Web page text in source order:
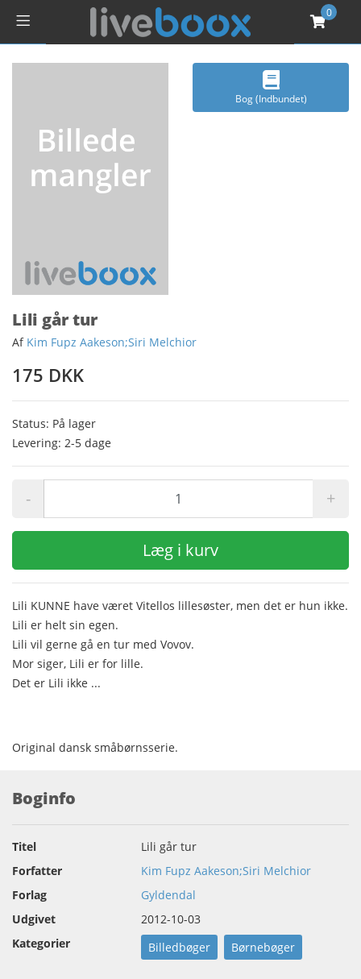
0
Bog (Indbundet)
Lili går tur
Af Kim Fupz Aakeson;Siri Melchior
175 DKK
Status: På lager
Levering: 2-5 dage
- +
Læg i kurv
Lili KUNNE have været Vitellos lillesøster, men det er hun ikke.
Lili er helt sin egen.
Lili vil gerne gå en tur med Vovov.
Mor siger, Lili er for lille.
Det er Lili ikke ...
Original dansk småbørnsserie.
Boginfo
Titel
Lili går tur
Forfatter
Kim Fupz Aakeson;Siri Melchior
Forlag
Gyldendal
Udgivet
2012-10-03
Kategorier
Billedbøger Børnebøger